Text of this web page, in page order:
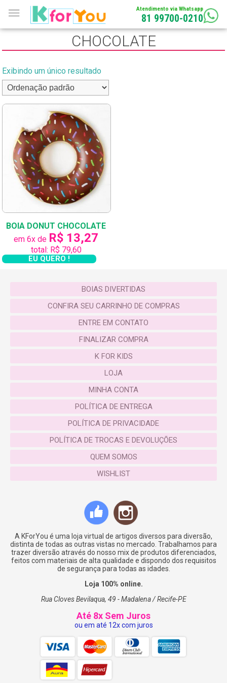
Atendimento via Whatsapp
81 99700-0210
CHOCOLATE
Exibindo um único resultado
BOIA DONUT CHOCOLATE
em 6x de R$ 13,27
total: R$ 79,60
EU QUERO !
BOIAS DIVERTIDAS
CONFIRA SEU CARRINHO DE COMPRAS
ENTRE EM CONTATO
FINALIZAR COMPRA
K FOR KIDS
LOJA
MINHA CONTA
POLÍTICA DE ENTREGA
POLÍTICA DE PRIVACIDADE
POLÍTICA DE TROCAS E DEVOLUÇÕES
QUEM SOMOS
WISHLIST
A KForYou é uma loja virtual de artigos diversos para diversão,
distinta de todas as outras vistas no mercado. Trabalhamos para
trazer diversão através do nosso mix de produtos diferenciados,
feitos com materiais de alta qualidade e dispondo dos requisitos
de segurança para todas as idades.
Loja 100% online.
Rua Cloves Bevilaqua, 49 - Madalena / Recife-PE
Até 8x Sem Juros
ou em até 12x com juros